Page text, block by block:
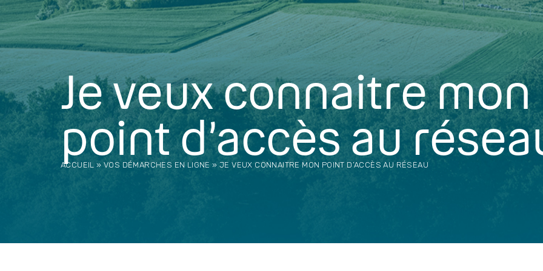
Je veux connaitre mon
point d’accès au
ACCUEIL »VOS DÉMARCHES EN LIGNE »JE VEUX CONNAITRE MON POINT D’ACCÈS AU RÉSEAU